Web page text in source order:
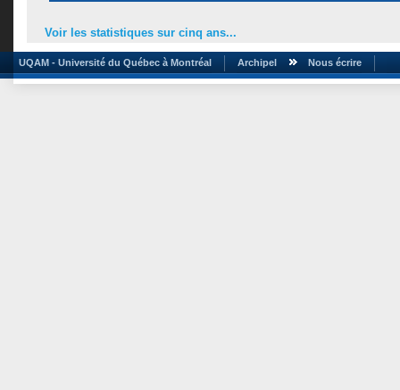
Voir les statistiques sur cinq ans...
UQAM - Université du Québec à Montréal Archipel Nous écrire